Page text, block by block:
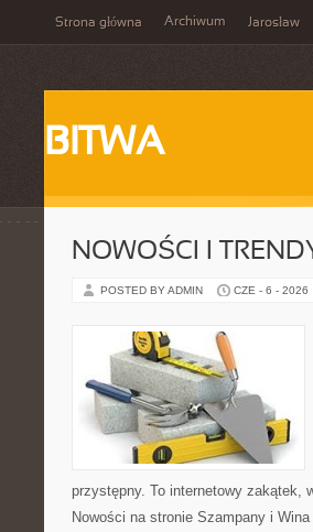
Strona główna Archiwum Jarosław
BITWA
NOWOŚCI I
POSTED BY ADMIN CZE - 6 - 2026
przystępny. To internetowy zakątek,
Nowości na stronie Szampany i